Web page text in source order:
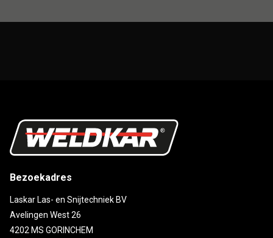
Bezoekadres
Laskar Las- en Snijtechniek BV
Avelingen West 26
4202 MS GORINCHEM